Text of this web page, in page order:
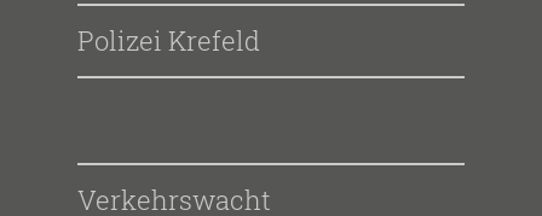
Polizei Krefeld
Verkehrswacht